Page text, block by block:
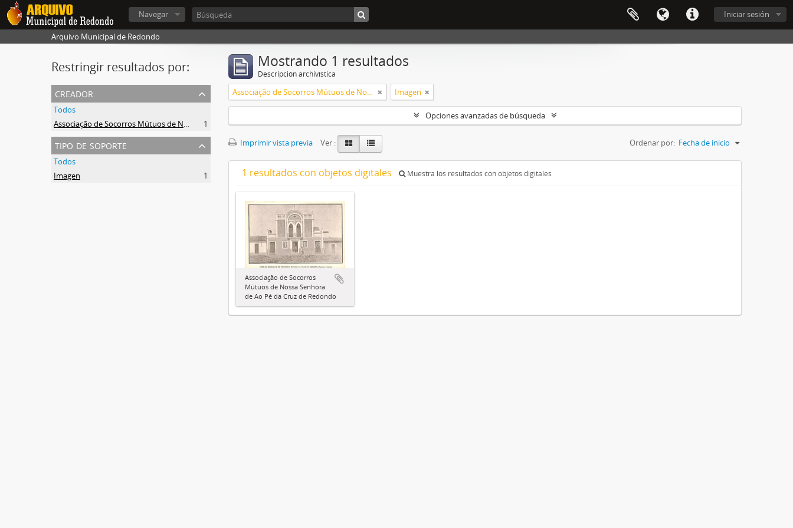
Iniciar sesión
Navegar
Arquivo Municipal de Redondo
Restringir resultados por:
creador
Todos
Associação de Socorros Mútuos de Nossa Senhora de Ao Pé da Cruz de Redondo
1
tipo de soporte
Todos
Imagen
1
Mostrando 1 resultados
Descripción archivística
Associação de Socorros Mútuos de Nossa Senhora de Ao Pé da Cruz de Redondo Imagen
Opciones avanzadas de búsqueda
Imprimir vista previa Ver : Ordenar por: Fecha de inicio
1 resultados con objetos digitales Muestra los resultados con objetos digitales
Associação de Socorros
Mútuos de Nossa Senhora
de Ao Pé da Cruz de Redondo